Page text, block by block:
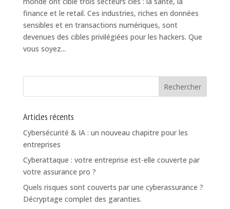
finance et le retail. Ces industries, riches en données
sensibles et en transactions numériques, sont
devenues des cibles privilégiées pour les hackers. Que
vous soyez...
Articles récents
Cybersécurité & IA : un nouveau chapitre pour les
entreprises
Cyberattaque : votre entreprise est-elle couverte par
votre assurance pro ?
Quels risques sont couverts par une cyberassurance ?
Décryptage complet des garanties.